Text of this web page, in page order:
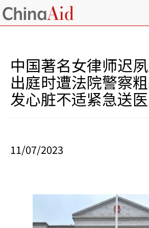
中国著名女律师迟
出庭时遭法院警察
发心脏不适紧急送医
11/07/2023